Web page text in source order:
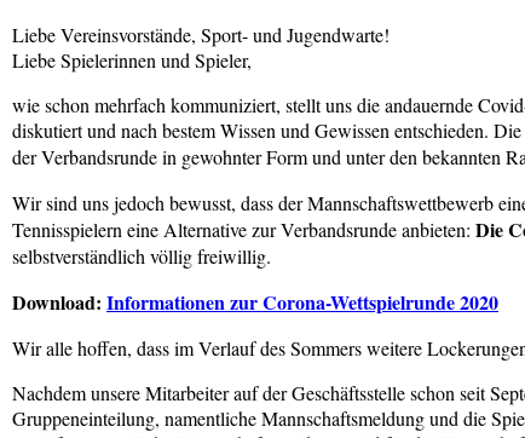
Liebe Vereinsvorstände, Sport- und Jugendwarte!
Liebe Spielerinnen und Spieler,
wie schon mehrfach kommuniziert, stellt uns die andauernde
diskutiert und nach bestem Wissen und Gewissen entschieden.
der Verbandsrunde in gewohnter Form und unter den bekannten
Wir sind uns jedoch bewusst, dass der Mannschaftswettbewerb
Tennisspielern eine Alternative zur Verbandsrunde anbieten: Die
selbstverständlich völlig freiwillig.
Download: Informationen zur Corona-Wettspielrunde 2020
Wir alle hoffen, dass im Verlauf des Sommers weitere
Nachdem unsere Mitarbeiter auf der Geschäftsstelle schon seit
Gruppeneinteilung, namentliche Mannschaftsmeldung und die